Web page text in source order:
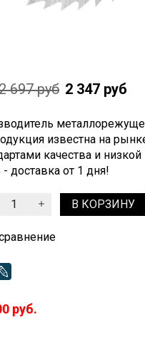
697 руб 2 347 руб
известна на
качества и
доставка от 1 дня!
В КОРЗИНУ
руб.